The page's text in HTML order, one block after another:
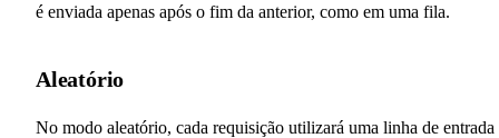
é enviada apenas após o fim da anterior, como em uma fila.
Aleatório
No modo aleatório, cada requisição utilizará uma linha de entrada